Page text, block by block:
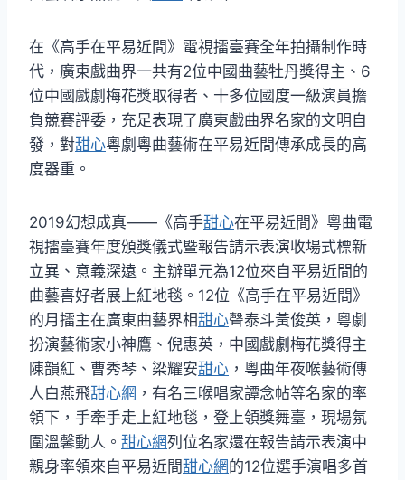
在《高手在平易近間》電視擂臺賽全年拍攝制作時
代，廣東戲曲界一共有2位中國曲藝牡丹獎得主、6
位中國戲劇梅花獎取得者、十多位國度一級演員擔
負競賽評委，充足表現了廣東戲曲界名家的文明自
發，對甜心粵劇粵曲藝術在平易近間傳承成長的高
度器重。
2019幻想成真——《高手甜心在平易近間》粵曲電
視擂臺賽年度頒獎儀式暨報告請示表演收場式標新
立異、意義深遠。主辦單元為12位來自平易近間的
曲藝喜好者展上紅地毯。12位《高手在平易近間》
的月擂主在廣東曲藝界相甜心聲泰斗黃俊英，粵劇
扮演藝術家小神鷹、倪惠英，中國戲劇梅花獎得主
陳韻紅、曹秀琴、梁耀安甜心 ，粵曲年夜喉藝術傳
人白燕飛甜心網 ，有名三喉唱家譚念帖等名家的率
領下，手牽手走上紅地毯，登上領獎舞臺，現場氛
圍溫馨動人。 甜心網列位名家還在報告請示表演中
親身率領來自平易近間甜心網的12位選手演唱多首